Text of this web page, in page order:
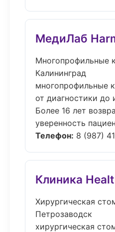
МедиЛаб
Многопрофильные
Калининград
многопрофильные
от диагностики до
Более 16 лет
уверенность
Телефон: 8 (987)
Клиника
Хирургическая
Петрозаводск
хирургическая